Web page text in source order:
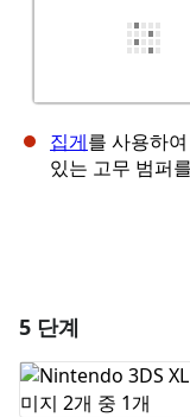
집게를 사용하
있는 고무 범퍼
댓글 쓰기
5 단계